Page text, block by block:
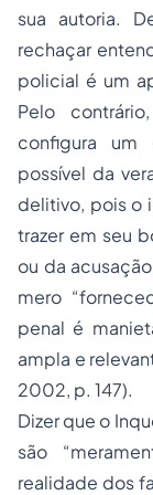
sua autoria.
rechaçar
policial é um
Pelo
configura um
possível da
delitivo, pois o
trazer em seu
ou da
mero
penal é
ampla e
2002, p. 147).
Dizer que o
são
realidade dos